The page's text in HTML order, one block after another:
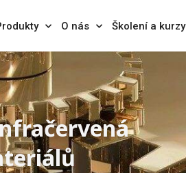
O nás Školení a kurzy